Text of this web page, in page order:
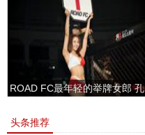
ROAD FC最年轻的举牌女郎 孔
头条推荐